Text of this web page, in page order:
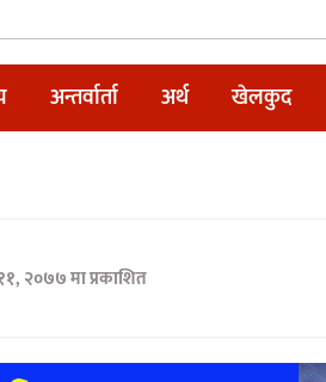
अन्तर्वार्ता अर्थ खेलकुद
२०७७ मा प्रकाशित